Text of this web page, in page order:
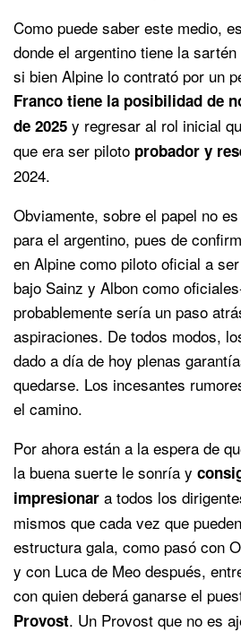
Como puede saber este medio,
donde el argentino tiene la
si bien Alpine lo contrató por un
Franco tiene la posibilidad de
de 2025 y regresar al rol inicial
que era ser piloto probador y
2024.
Obviamente, sobre el papel no
para el argentino, pues de
en Alpine como piloto oficial a
bajo Sainz y Albon como
probablemente sería un paso
aspiraciones. De todos modos,
dado a día de hoy plenas
quedarse. Los incesantes
el camino.
Por ahora están a la espera de
la buena suerte le sonría y
impresionar a todos los
mismos que cada vez que
estructura gala, como pasó con
y con Luca de Meo después,
con quien deberá ganarse el
Provost. Un Provost que no es